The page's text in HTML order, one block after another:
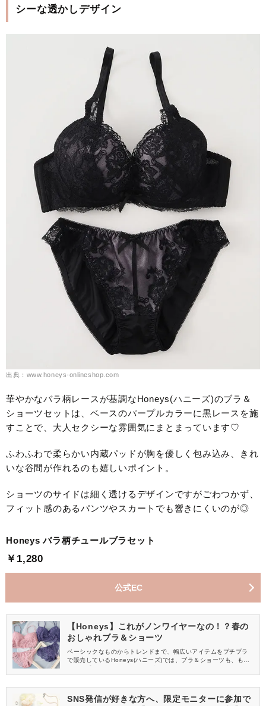
シーな透かしデザイン
出典：www.honeys-onlineshop.com
華やかなバラ柄レースが基調なHoneys(ハニーズ)のブラ＆
ショーツセットは、ベースのパープルカラーに黒レースを施
すことで、大人セクシーな雰囲気にまとまっています♡
ふわふわで柔らかい内蔵パッドが胸を優しく包み込み、きれ
いな谷間が作れるのも嬉しいポイント。
ショーツのサイドは細く透けるデザインですがごわつかず、
フィット感のあるパンツやスカートでも響きにくいのが◎
Honeys バラ柄チュールブラセット
￥1,280
公式EC
【Honeys】これがノンワイヤーなの！？春の
おしゃれブラ＆ショーツ
ベーシックなものからトレンドまで、幅広いアイテムをプチプラ
で販売しているHoneys(ハニーズ)では、ブラ＆ショーツも、もち
おしゃれなノンワイヤーのブラセットをご紹介します。おうち時
SNS発信が好きな方へ、限定モニターに参加で